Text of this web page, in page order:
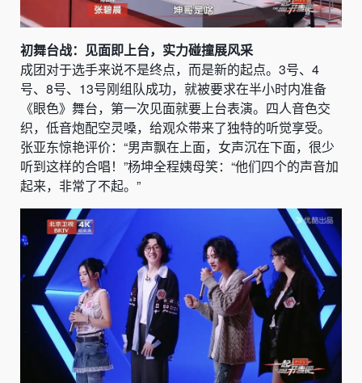
初舞台战：见面即上台，实力碰撞展风采
成团对于选手来说不是终点，而是新的起点。3号、4
号、8号、13号刚组队成功，就被要求在半小时内准备
《眼色》舞台，第一次见面就要上台表演。四人音色交
织，低音炮配空灵嗓，给观众带来了独特的听觉享受。
张亚东惊艳评价：“男声飘在上面，女声沉在下面，很少
听到这样的合唱！”杨坤全程姨母笑：“他们四个的声音加
起来，非常了不起。”